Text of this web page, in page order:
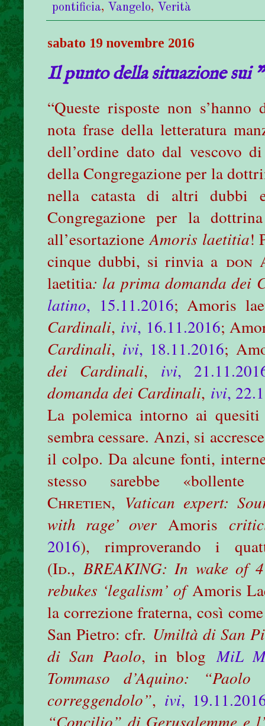
pontificia, Vangelo, Verità
sabato 19 novembre 2016
Il punto della situazione sui
“Queste risposte non s’hanno
nota frase della letteratura
dell’ordine dato dal vescovo
della Congregazione per la
nella catasta di altri dubbi
Congregazione per la
all’esortazioneAmoris laetitia!
cinque dubbi, si rinvia a don
laetitia: la prima domanda dei
latino, 15.11.2016; Amoris
Cardinali, ivi, 16.11.2016;
Cardinali, ivi, 18.11.2016;
dei Cardinali, ivi,
domanda dei Cardinali, ivi,
La polemica intorno ai
sembra cessare. Anzi, si
il colpo. Da alcune fonti,
stesso sarebbe
Chretien, Vatican expert:
with rage’ over Amoris
2016), rimproverando i
(Id.,BREAKING: In wake of
rebukes ‘legalism’ ofAmoris
la correzione fraterna, così
San Pietro: cfr. Umiltà di San
di San Paolo, in blogMiL
Tommaso d’Aquino:
correggendolo”, ivi,
“Concilio” di Gerusalemme e